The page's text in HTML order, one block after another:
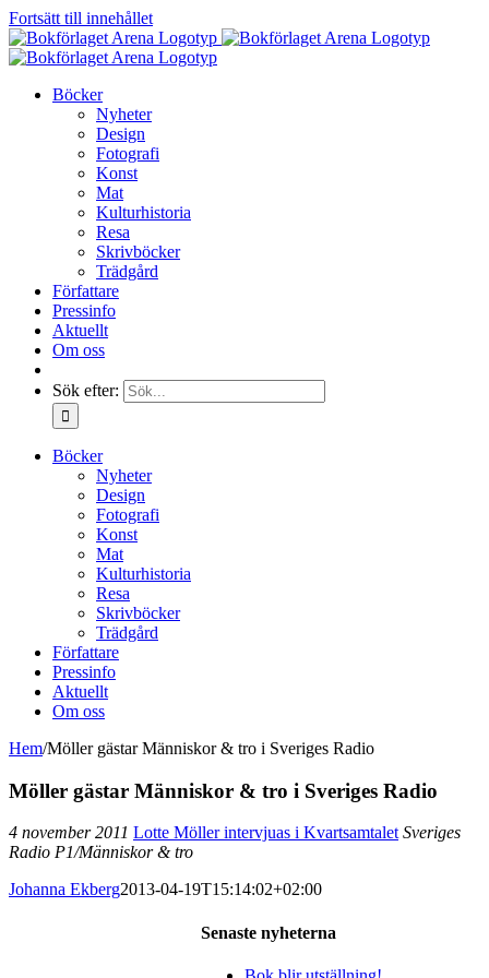
Fortsätt till innehållet
Böcker
Nyheter
Design
Fotografi
Konst
Mat
Kulturhistoria
Resa
Skrivböcker
Trädgård
Författare
Pressinfo
Aktuellt
Om oss
Sök efter:
Böcker
Nyheter
Design
Fotografi
Konst
Mat
Kulturhistoria
Resa
Skrivböcker
Trädgård
Författare
Pressinfo
Aktuellt
Om oss
Hem/Möller gästar Människor & tro i Sveriges Radio
Möller gästar Människor & tro i Sveriges Radio
4 november 2011 Lotte Möller intervjuas i KvartsamtaletSveriges
Radio P1/Människor & tro
Johanna Ekberg2013-04-19T15:14:02+02:00
Senaste nyheterna